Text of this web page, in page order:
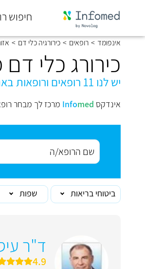
חיפוש
סוף
התפריט
אינפומד > רופאים > כירורגיה כלי דם >
כירורג כלי
יש לנו 11 רופאים ורופאות באתר
אינדקס Infomed מרכז לך מבחר
ביטוחי בריאות שפות
ד"ר
4.9